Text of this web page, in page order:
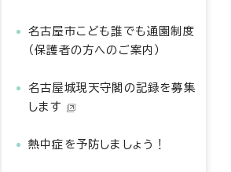
名古屋市こども誰でも通園制度
（保護者の方へのご案内）
名古屋城現天守閣の記録を募集
します
熱中症を予防しましょう！